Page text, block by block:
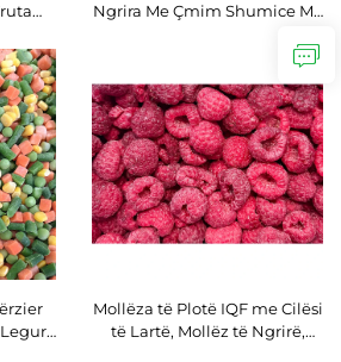
IQF
Ngrira Me Çmim Shumice Me
Mollëza të Plotë IQF me Cilësi
të Lartë, Mollëz të Ngrirë,